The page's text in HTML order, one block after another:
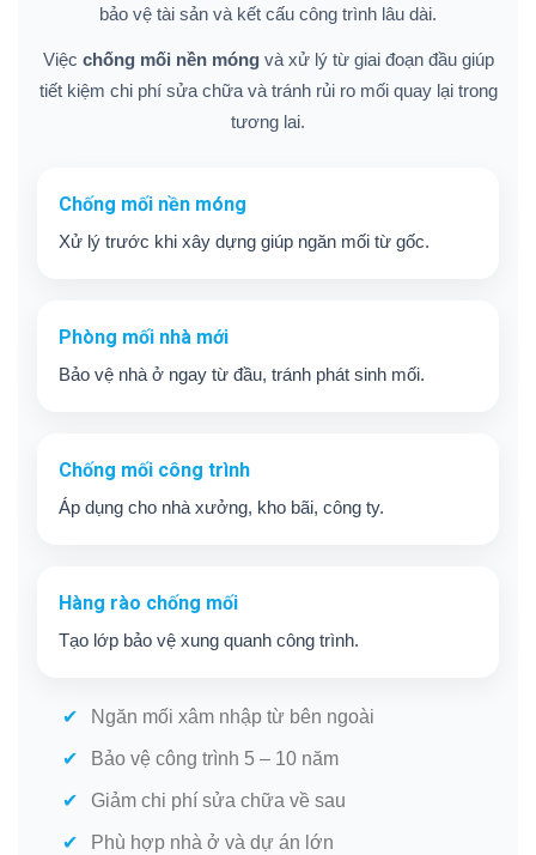
bảo vệ tài sản và kết cấu công trình lâu dài.
Việc chống mối nền móngvà xử lý từ giai đoạn đầu giúp
tiết kiệm chi phí sửa chữa và tránh rủi ro mối quay lại trong
tương lai.
Chống mối nền móng
Xử lý trước khi xây dựng giúp ngăn mối từ gốc.
Phòng mối nhà mới
Bảo vệ nhà ở ngay từ đầu, tránh phát sinh mối.
Chống mối công trình
Áp dụng cho nhà xưởng, kho bãi, công ty.
Hàng rào chống mối
Tạo lớp bảo vệ xung quanh công trình.
Ngăn mối xâm nhập từ bên ngoài
Bảo vệ công trình 5 – 10 năm
Giảm chi phí sửa chữa về sau
Phù hợp nhà ở và dự án lớn